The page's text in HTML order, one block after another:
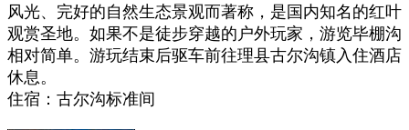
风光、完好的自然生态景观而著称，是国内知名的红叶
观赏圣地。如果不是徒步穿越的户外玩家，游览毕棚沟
相对简单。游玩结束后驱车前往理县古尔沟镇入住酒店
休息。
住宿：古尔沟标准间